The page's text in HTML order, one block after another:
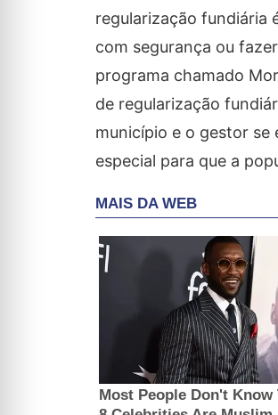
regularização fundiária
com segurança ou
programa chamado
de regularização
município e o gestor se
especial para que a